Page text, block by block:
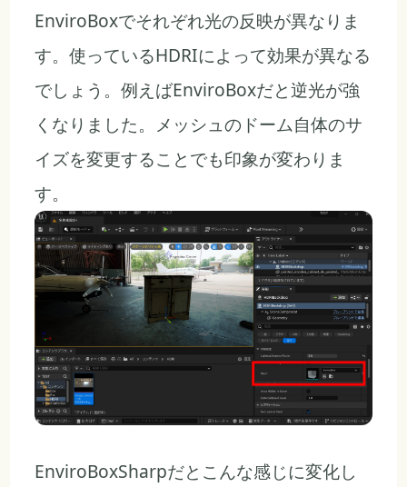
EnviroBoxでそれぞれ光の反映が異なりま
す。使っているHDRIによって効果が異なる
でしょう。例えばEnviroBoxだと逆光が強
くなりました。メッシュのドーム自体のサ
イズを変更することでも印象が変わりま
す。
EnviroBoxSharpだとこんな感じに変化し